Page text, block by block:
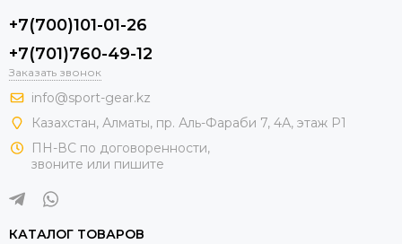
+7(700)101-01-26
+7(701)760-49-12
Заказать звонок
info@sport-gear.kz
Казахстан, Алматы, пр. Аль-Фараби 7, 4А, этаж Р1
ПН-ВС по договоренности,
звоните или пишите
КАТАЛОГ ТОВАРОВ